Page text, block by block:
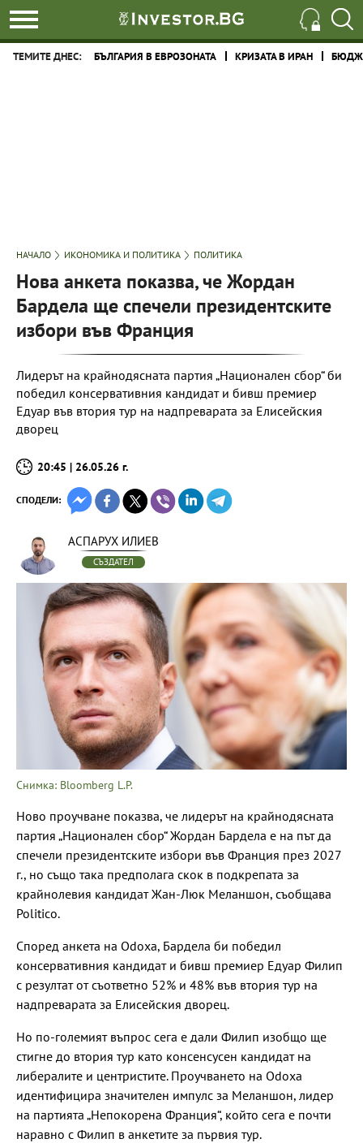
ТЕМИТЕ ДНЕС: БЪЛГАРИЯ В ЕВРОЗОНАТА КРИЗАТА В ИРАН
НАЧАЛО ИКОНОМИКА И ПОЛИТИКА ПОЛИТИКА
Нова анкета показва, че Жордан
Бардела ще спечели президентските
избори във Франция
Лидерът на крайнодясната партия „Национален сбор“ би
победил консервативния кандидат и бивш премиер
Едуар във втория тур на надпреварата за Елисейския
дворец
20:45 | 26.05.26 г.
СПОДЕЛИ:
АСПАРУХ ИЛИЕВ
СЪЗДАТЕЛ
Снимка: Bloomberg L.P.
Ново проучване показва, че лидерът на крайнодясната
партия „Национален сбор“ Жордан Бардела е на път да
спечели президентските избори във Франция през 2027
г., но също така предполага скок в подкрепата за
крайнолевия кандидат Жан-Люк Меланшон, съобщава
Politico.
Според анкета на Odoxa, Бардела би победил
консервативния кандидат и бивш премиер Едуар Филип
с резултат от съответно 52% и 48% във втория тур на
надпреварата за Елисейския дворец.
Но по-големият въпрос сега е дали Филип изобщо ще
стигне до втория тур като консенсусен кандидат на
либералите и центристите. Проучването на Odoxa
идентифицира значителен импулс за Меланшон, лидер
на партията „Непокорена Франция“, който сега е почти
наравно с Филип в анкетите за първия тур.